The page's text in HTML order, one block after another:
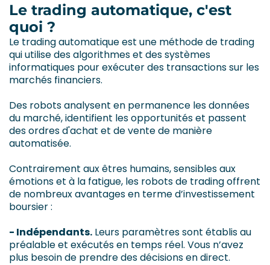
Le trading automatique, c'est
quoi ?
Le trading automatique est une méthode de trading
qui utilise des algorithmes et des systèmes
informatiques pour exécuter des transactions sur les
marchés financiers.
Des robots analysent en permanence les données
du marché, identifient les opportunités et passent
des ordres d'achat et de vente de manière
automatisée.
Contrairement aux êtres humains, sensibles aux
émotions et à la fatigue, les robots de trading offrent
de nombreux avantages en terme d’investissement
boursier :
- Indépendants. Leurs paramètres sont établis au
préalable et exécutés en temps réel. Vous n’avez
plus besoin de prendre des décisions en direct.